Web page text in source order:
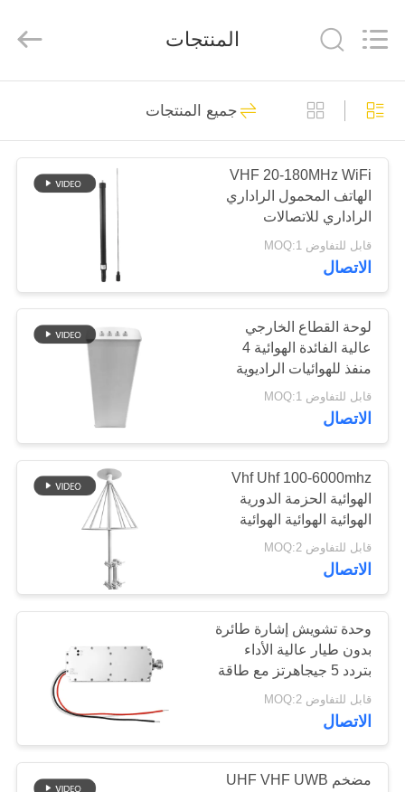
الصفحة
الرئيسية
منتجات
معلومات
جولة
المعمل
مراقبة
الجودة
اتصل
أخبار
مدونة
اطلب
اقتباس
module.
Rights
وحدة تشويش الإشارة
وحدة تشويش
الطائرات بدون طيار
21
وحدة تشويش FPV
109
مضخم طاقة RF
36
المنتجات
جميع المنتجات
VHF 20-180MHz WiFi
الهاتف المحمول الراداري
الراداري للاتصالات
قابل للتفاوض MOQ:1
الاتصال
لوحة القطاع الخارجي
عالية الفائدة الهوائية 4
منفذ للهوائيات الراديوية
للاتصالات اللاسلكية
قابل للتفاوض MOQ:1
الاتصال
Vhf Uhf 100-6000mhz
الهوائية الحزمة الدورية
الهوائية الهوائية الهوائية
الهوائية الهوائية الهوائية
الهوائية الهوائية
قابل للتفاوض MOQ:2
الاتصال
وحدة تشويش إشارة طائرة
بدون طيار عالية الأداء
بتردد 5 جيجاهرتز مع طاقة
للمنشآت الحكومية
قابل للتفاوض MOQ:2
الاتصال
مضخم UHF VHF UWB